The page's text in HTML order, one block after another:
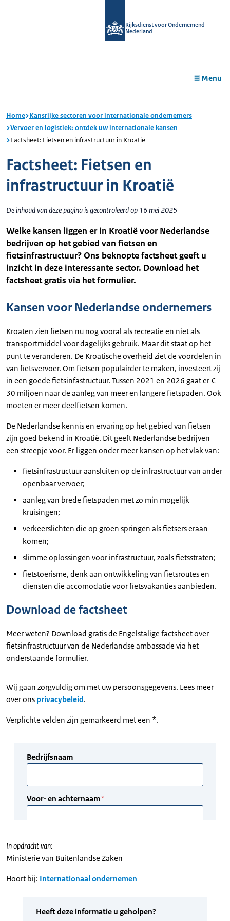
Rijksdienst voor Ondernemend
Nederland
Menu
Home Kansrijke sectoren voor internationale ondernemers
Vervoer en logistiek: ontdek uw internationale kansen
Factsheet: Fietsen en infrastructuur in Kroatië
Factsheet: Fietsen en
infrastructuur in Kroatië
De inhoud van deze pagina is gecontroleerd op 16 mei 2025
Welke kansen liggen er in Kroatië voor Nederlandse
bedrijven op het gebied van fietsen en
fietsinfrastructuur? Ons beknopte factsheet geeft u
inzicht in deze interessante sector. Download het
factsheet gratis via het formulier.
Kansen voor Nederlandse ondernemers
Kroaten zien fietsen nu nog vooral als recreatie en niet als
transportmiddel voor dagelijks gebruik. Maar dit staat op het
punt te veranderen. De Kroatische overheid ziet de voordelen in
van fietsvervoer. Om fietsen populairder te maken, investeert zij
in een goede fietsinfastructuur. Tussen 2021 en 2026 gaat er €
30 miljoen naar de aanleg van meer en langere fietspaden. Ook
moeten er meer deelfietsen komen.
De Nederlandse kennis en ervaring op het gebied van fietsen
zijn goed bekend in Kroatië. Dit geeft Nederlandse bedrijven
een streepje voor. Er liggen onder meer kansen op het vlak van:
fietsinfrastructuur aansluiten op de infrastructuur van ander
openbaar vervoer;
aanleg van brede fietspaden met zo min mogelijk
kruisingen;
verkeerslichten die op groen springen als fietsers eraan
komen;
slimme oplossingen voor infrastructuur, zoals fietsstraten;
fietstoerisme, denk aan ontwikkeling van fietsroutes en
diensten die accomodatie voor fietsvakanties aanbieden.
Download de factsheet
Meer weten? Download gratis de Engelstalige factsheet over
fietsinfrastructuur van de Nederlandse ambassade via het
onderstaande formulier.
Wij gaan zorgvuldig om met uw persoonsgegevens. Lees meer
over ons privacybeleid.
Verplichte velden zijn gemarkeerd met een *.
In opdracht van:
Ministerie van Buitenlandse Zaken
Hoort bij: Internationaal ondernemen